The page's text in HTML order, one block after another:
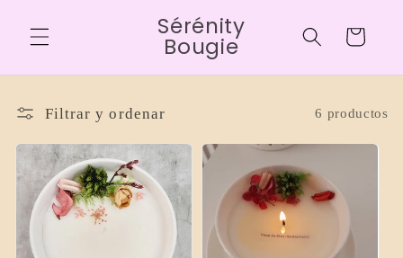
al contenido
Sérénity
Bougie Carrito
Filtrar y ordenar 6 productos